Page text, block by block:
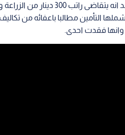
ويضيف محمد انه يتقاضى
التأمين مطالبا باعفائه من
فقدت احدى.